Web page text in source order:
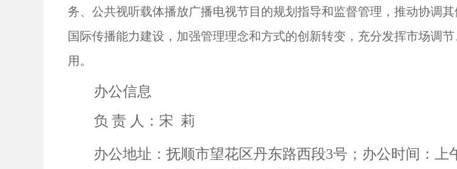
务、公共视听载体播放广播电视节目的规划指导和监督管理，推动协调
国际传播能力建设，加强管理理念和方式的创新转变，充分发挥市场调
用。
办公信息
负 责 人：宋 莉
办公地址：抚顺市望花区丹东路西段3号；办公时间：上